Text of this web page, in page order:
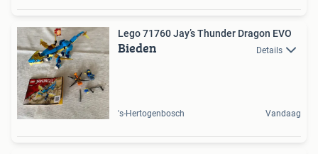
Lego 71760 Jay’s Thunder Dragon EVO
Bieden Details
's-Hertogenbosch Vandaag